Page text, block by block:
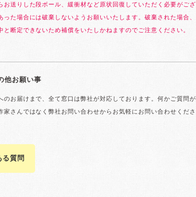
送りした段ボール、緩衝材など原状回復していただく必要がござ
った場合には破棄しないようお願いいたします。破棄された場合、
と断定できないため補償をいたしかねますのでご注意ください。
他お願い事
のお届けまで、全て窓口は弊社が対応しております。何かご質問が
家さんではなく弊社お問い合わせからお気軽にお問い合わせくださ
る質問